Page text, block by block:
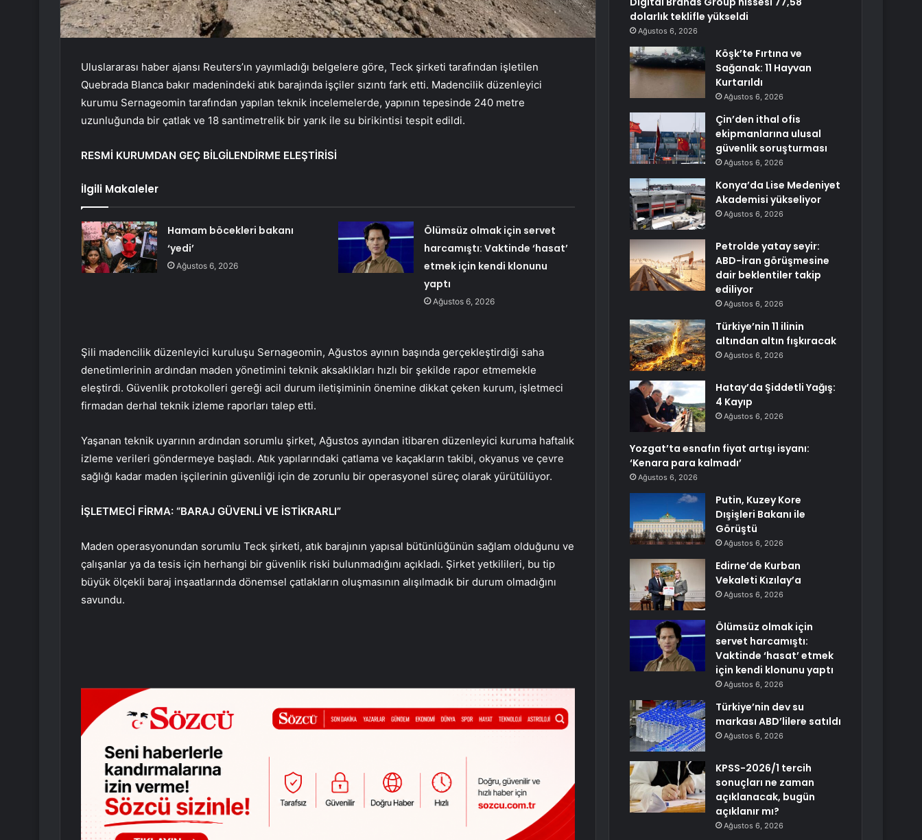
Uluslararası haber ajansı Reuters’ın yayımladığı belgelere göre, Teck şirketi tarafından işletilen
Quebrada Blanca bakır madenindeki atık barajında işçiler sızıntı fark etti. Madencilik düzenleyici
kurumu Sernageomin tarafından yapılan teknik incelemelerde, yapının tepesinde 240 metre
uzunluğunda bir çatlak ve 18 santimetrelik bir yarık ile su birikintisi tespit edildi.
RESMİ KURUMDAN GEÇ BİLGİLENDİRME ELEŞTİRİSİ
İlgili Makaleler
Hamam böcekleri bakanı
‘yedi’
Ağustos 6, 2026
Ölümsüz olmak için servet
harcamıştı: Vaktinde ‘hasat’
etmek için kendi klonunu
yaptı
Ağustos 6, 2026
Şili madencilik düzenleyici kuruluşu Sernageomin, Ağustos ayının başında gerçekleştirdiği saha
denetimlerinin ardından maden yönetimini teknik aksaklıkları hızlı bir şekilde rapor etmemekle
eleştirdi. Güvenlik protokolleri gereği acil durum iletişiminin önemine dikkat çeken kurum, işletmeci
firmadan derhal teknik izleme raporları talep etti.
Yaşanan teknik uyarının ardından sorumlu şirket, Ağustos ayından itibaren düzenleyici kuruma haftalık
izleme verileri göndermeye başladı. Atık yapılarındaki çatlama ve kaçakların takibi, okyanus ve çevre
sağlığı kadar maden işçilerinin güvenliği için de zorunlu bir operasyonel süreç olarak yürütülüyor.
İŞLETMECİ FİRMA: “BARAJ GÜVENLİ VE İSTİKRARLI”
Maden operasyonundan sorumlu Teck şirketi, atık barajının yapısal bütünlüğünün sağlam olduğunu ve
çalışanlar ya da tesis için herhangi bir güvenlik riski bulunmadığını açıkladı. Şirket yetkilileri, bu tip
büyük ölçekli baraj inşaatlarında dönemsel çatlakların oluşmasının alışılmadık bir durum olmadığını
savundu.
dolarlık teklifle yükseldi
Ağustos 6, 2026
Köşk’te Fırtına ve
Sağanak: 11 Hayvan
Kurtarıldı
Ağustos 6, 2026
Çin’den ithal ofis
ekipmanlarına ulusal
güvenlik soruşturması
Ağustos 6, 2026
Konya’da Lise Medeniyet
Akademisi yükseliyor
Ağustos 6, 2026
Petrolde yatay seyir:
ABD-İran görüşmesine
dair beklentiler takip
ediliyor
Ağustos 6, 2026
Türkiye’nin 11 ilinin
altından altın fışkıracak
Ağustos 6, 2026
Hatay’da Şiddetli Yağış:
4 Kayıp
Ağustos 6, 2026
Yozgat’ta esnafın fiyat artışı isyanı:
‘Kenara para kalmadı’
Ağustos 6, 2026
Putin, Kuzey Kore
Dışişleri Bakanı ile
Görüştü
Ağustos 6, 2026
Edirne’de Kurban
Vekaleti Kızılay’a
Ağustos 6, 2026
Ölümsüz olmak için
servet harcamıştı:
Vaktinde ‘hasat’ etmek
için kendi klonunu yaptı
Ağustos 6, 2026
Türkiye’nin dev su
markası ABD’lilere satıldı
Ağustos 6, 2026
KPSS-2026/1 tercih
sonuçları ne zaman
açıklanacak, bugün
açıklanır mı?
Ağustos 6, 2026